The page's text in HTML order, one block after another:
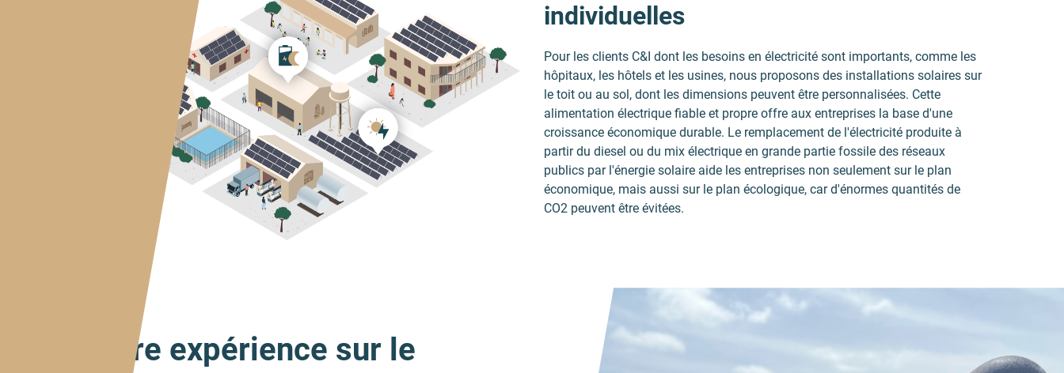
individuelles
Pour les clients C&I dont les besoins en électricité sont importants, comme les
hôpitaux, les hôtels et les usines, nous proposons des installations solaires sur
le toit ou au sol, dont les dimensions peuvent être personnalisées. Cette
alimentation électrique fiable et propre offre aux entreprises la base d'une
croissance économique durable. Le remplacement de l'électricité produite à
partir du diesel ou du mix électrique en grande partie fossile des réseaux
publics par l'énergie solaire aide les entreprises non seulement sur le plan
économique, mais aussi sur le plan écologique, car d'énormes quantités de
CO2 peuvent être évitées.
Notre expérience sur le